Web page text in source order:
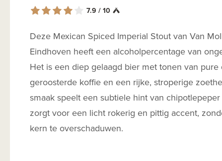
7.9 / 10
Deze Mexican Spiced Imperial Stout van Van
Eindhoven heeft een alcoholpercentage van
Het is een diep gelaagd bier met tonen van pure
geroosterde koffie en een rijke, stroperige
smaak speelt een subtiele hint van
zorgt voor een licht rokerig en pittig accent,
kern te overschaduwen.